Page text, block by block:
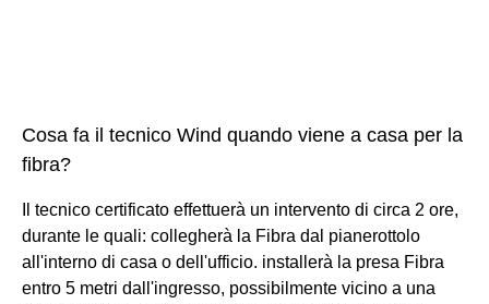
Cosa fa il tecnico Wind quando viene a casa per la
fibra?
Il tecnico certificato effettuerà un intervento di circa 2 ore,
durante le quali: collegherà la Fibra dal pianerottolo
all'interno di casa o dell'ufficio. installerà la presa Fibra
entro 5 metri dall'ingresso, possibilmente vicino a una